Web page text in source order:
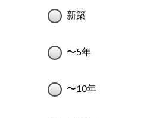
新築
〜5年
〜10年